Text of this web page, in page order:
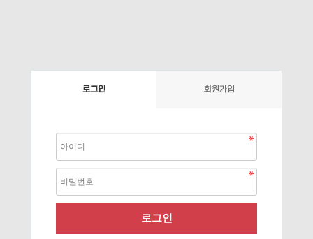
로그인 회원가입
로그인